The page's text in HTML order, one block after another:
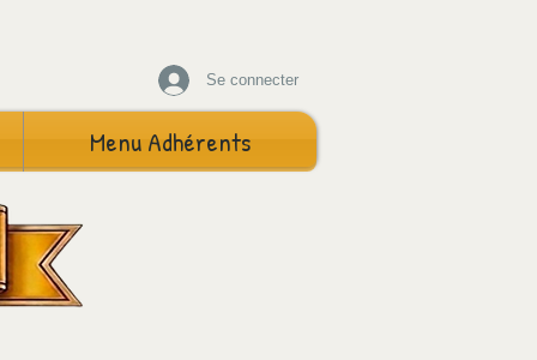
Se connecter
Menu Adhérents